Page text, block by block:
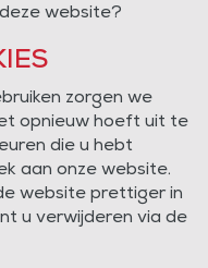
website?
zorgen we
opnieuw hoeft uit te
die u hebt
aan onze website.
website prettiger in
u verwijderen via de